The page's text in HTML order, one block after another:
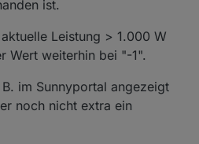
ist.
Leistung > 1.000 W
Wert weiterhin bei "-1".
im Sunnyportal angezeigt
noch nicht extra ein